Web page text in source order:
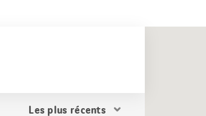
Trier